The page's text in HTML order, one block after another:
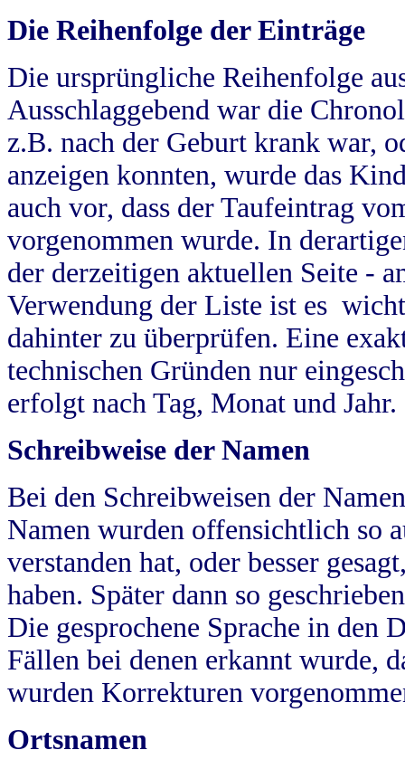
Die Reihenfolge der Einträge
Die ursprüngliche Reihenfolge
Ausschlaggebend war die
z.B. nach der Geburt krank war,
anzeigen konnten, wurde das
auch vor, dass der Taufeintrag
vorgenommen wurde. In
der derzeitigen aktuellen Seite -
Verwendung der Liste ist es
dahinter zu überprüfen. Eine
technischen Gründen nur
erfolgt nach Tag, Monat und Jahr.
Schreibweise der Namen
Bei den Schreibweisen der
Namen wurden offensichtlich so
verstanden hat, oder besser
haben. Später dann so
Die gesprochene Sprache in
Fällen bei denen erkannt wurde,
wurden Korrekturen
Ortsnamen